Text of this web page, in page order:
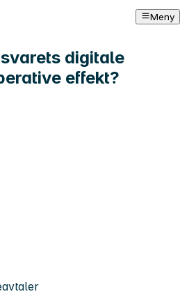
Meny
digitale
effekt?